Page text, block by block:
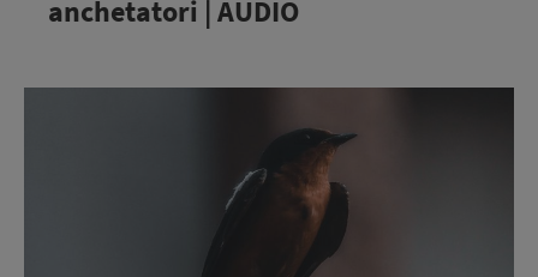
anchetatori | AUDIO